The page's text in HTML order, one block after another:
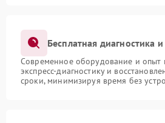
Бесплатная диагностика
Современное оборудование и опыт
экспресс-диагностику и
сроки, минимизируя время без